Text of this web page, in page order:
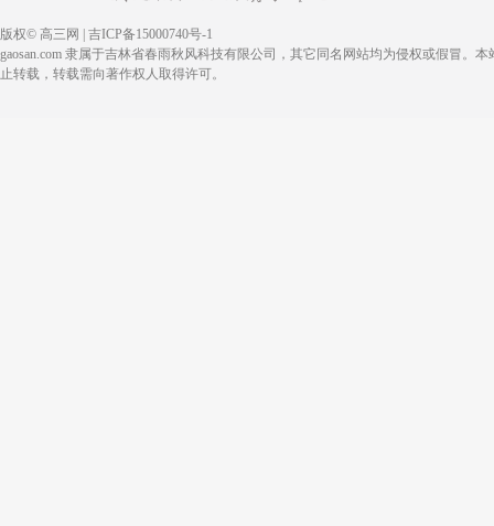
版权© 高三网 | 吉ICP备15000740号-1
gaosan.com 隶属于吉林省春雨秋风科技有限公司，其它同名网站均为侵权或假冒。本
止转载，转载需向著作权人取得许可。